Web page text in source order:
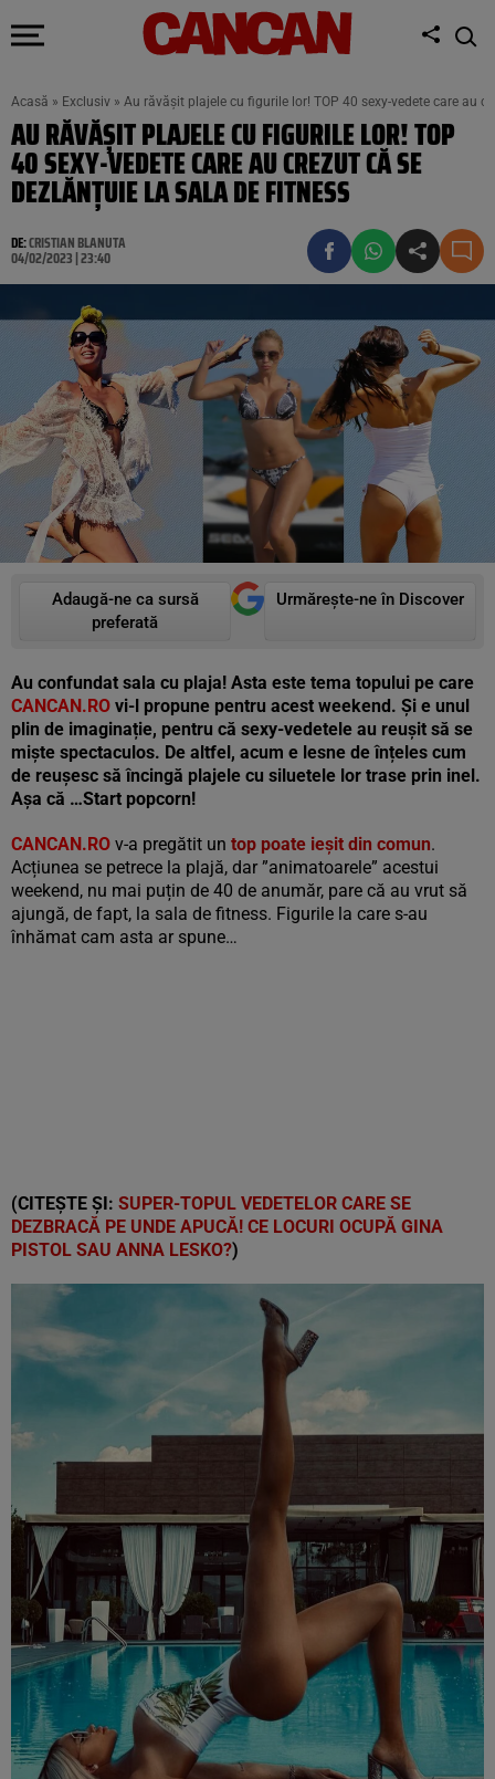
Acasă » Exclusiv » Au răvășit plajele cu figurile lor! TOP 40 sexy-vedete care au
AU RĂVĂȘIT PLAJELE CU FIGURILE LOR! TOP
40 SEXY-VEDETE CARE AU CREZUT CĂ SE
DEZLĂNȚUIE LA SALA DE FITNESS
DE:CRISTIAN BLANUTA
04/02/2023 | 23:40
Adaugă-ne ca sursă
preferată
Urmărește-ne în Discover
Au confundat sala cu plaja! Asta este tema topului pe care
CANCAN.RO vi-l propune pentru acest weekend. Și e unul
plin de imaginație, pentru că sexy-vedetele au reușit să se
miște spectaculos. De altfel, acum e lesne de înțeles cum
de reușesc să încingă plajele cu siluetele lor trase prin inel.
Așa că …Start popcorn!
CANCAN.RO v-a pregătit un top poate ieșit din comun.
Acțiunea se petrece la plajă, dar ”animatoarele” acestui
weekend, nu mai puțin de 40 de anumăr, pare că au vrut să
ajungă, de fapt, la sala de fitness. Figurile la care s-au
înhămat cam asta ar spune…
(CITEȘTE ȘI: SUPER-TOPUL VEDETELOR CARE SE
DEZBRACĂ PE UNDE APUCĂ! CE LOCURI OCUPĂ GINA
PISTOL SAU ANNA LESKO?)